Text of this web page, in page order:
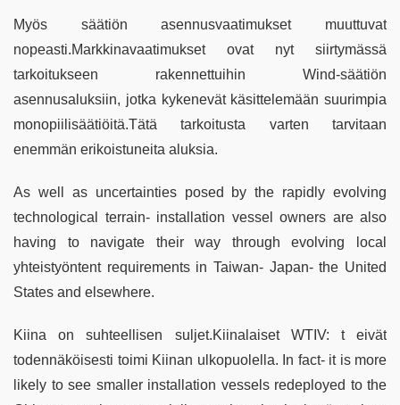
Myös säätiön asennusvaatimukset muuttuvat
nopeasti.Markkinavaatimukset ovat nyt siirtymässä
tarkoitukseen rakennettuihin Wind-säätiön
asennusaluksiin, jotka kykenevät käsittelemään suurimpia
monopiilisäätiöitä.Tätä tarkoitusta varten tarvitaan
enemmän erikoistuneita aluksia.
As well as uncertainties posed by the rapidly evolving
technological terrain- installation vessel owners are also
having to navigate their way through evolving local
yhteistyöntent requirements in Taiwan- Japan- the United
States and elsewhere.
Kiina on suhteellisen suljet.Kiinalaiset WTIV: t eivät
todennäköisesti toimi Kiinan ulkopuolella. In fact- it is more
likely to see smaller installation vessels redeployed to the